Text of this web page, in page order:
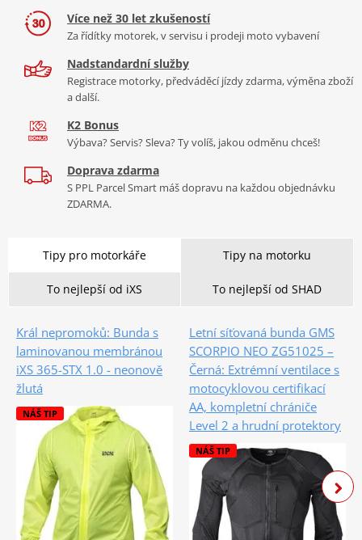
Více než 30 let zkušeností
Za řídítky motorek, v servisu i prodeji moto vybavení
Nadstandardní služby
Registrace motorky, předváděcí jízdy zdarma, výměna zboží
a další.
K2 Bonus
Výbava? Servis? Sleva? Ty volíš, jakou odměnu chceš!
Doprava zdarma
S PPL Parcel Smart máš dopravu na každou objednávku
ZDARMA.
Tipy pro motorkáře Tipy na motorku
To nejlepší od iXS To nejlepší od SHAD
Král nepromoků: Bunda s
laminovanou membránou
iXS 365-STX 1.0 - neonově
žlutá
NÁŠ TIP
Letní síťovaná bunda GMS
SCORPIO NEO ZG51025 –
Černá: Extrémní ventilace s
motocyklovou certifikací
AA, kompletní chrániče
Level 2 a hrudní protektory
NÁŠ TIP